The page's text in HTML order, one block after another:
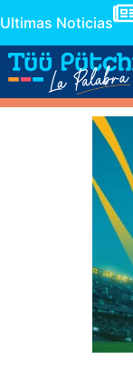
Ultimas Noticias